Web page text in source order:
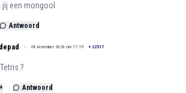
jij een mongool
Antwoord
08 november 2024 om 17:19 + 22517
+ Antwoord